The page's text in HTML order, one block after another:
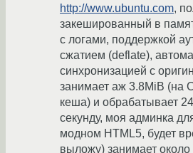
http://www.ubuntu.com,
закешированный в
с логами, поддержкой
сжатием (deflate),
синхронизацией с
занимает аж 3.8MiB (на
кеша) и обрабатывает
секунду, моя админка
модном HTML5, будет
выложу) занимает около